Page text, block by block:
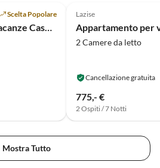
Scelta Popolare Lazise
2 Camere da letto
Cancellazione gratuita
775,- €
2 Ospiti / 7 Notti
Mostra Tutto